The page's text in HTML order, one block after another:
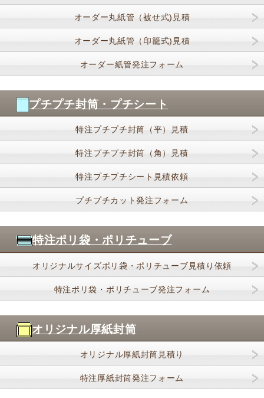
オーダー丸紙管（被せ式)見積
オーダー丸紙管（印籠式)見積
オーダー紙管発注フォーム
プチプチ封筒・プチシート
特注プチプチ封筒（平）見積
特注プチプチ封筒（角）見積
特注プチプチシート見積依頼
プチプチカット発注フォーム
特注ポリ袋・ポリチューブ
オリジナルサイズポリ袋・ポリチューブ見積り依頼
特注ポリ袋・ポリチューブ発注フォーム
オリジナル厚紙封筒
オリジナル厚紙封筒見積り
特注厚紙封筒発注フォーム